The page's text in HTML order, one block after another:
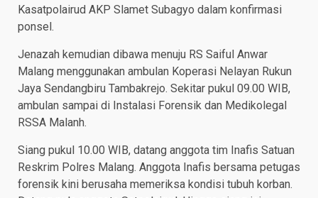
Kasatpolairud AKP Slamet Subagyo dalam konfirmasi
ponsel.
Jenazah kemudian dibawa menuju RS Saiful Anwar
Malang menggunakan ambulan Koperasi Nelayan Rukun
Jaya Sendangbiru Tambakrejo. Sekitar pukul 09.00 WIB,
ambulan sampai di Instalasi Forensik dan Medikolegal
RSSA Malanh.
Siang pukul 10.00 WIB, datang anggota tim Inafis Satuan
Reskrim Polres Malang. Anggota Inafis bersama petugas
forensik kini berusaha memeriksa kondisi tubuh korban.